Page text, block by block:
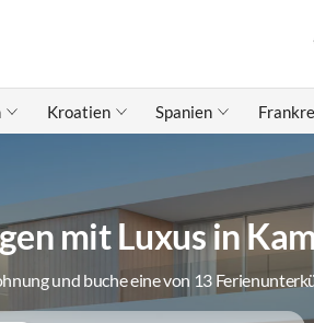
Kroatien Spanien
mit Luxus in
und buche eine von 13